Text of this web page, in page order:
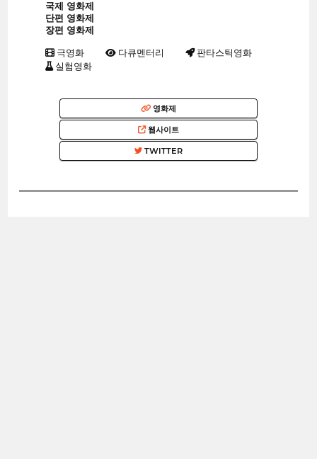
국제 영화제
단편 영화제
장편 영화제
극영화 다큐멘터리
판타스틱영화
실험영화
영화제
웹사이트
TWITTER